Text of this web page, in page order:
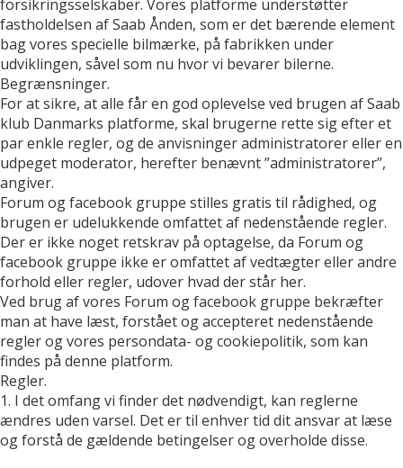
forsikringsselskaber. Vores platforme understøtter
fastholdelsen af Saab Ånden, som er det bærende element
bag vores specielle bilmærke, på fabrikken under
udviklingen, såvel som nu hvor vi bevarer bilerne.
Begrænsninger.
For at sikre, at alle får en god oplevelse ved brugen af Saab
klub Danmarks platforme, skal brugerne rette sig efter et
par enkle regler, og de anvisninger administratorer eller en
udpeget moderator, herefter benævnt ”administratorer”,
angiver.
Forum og facebook gruppe stilles gratis til rådighed, og
brugen er udelukkende omfattet af nedenstående regler.
Der er ikke noget retskrav på optagelse, da Forum og
facebook gruppe ikke er omfattet af vedtægter eller andre
forhold eller regler, udover hvad der står her.
Ved brug af vores Forum og facebook gruppe bekræfter
man at have læst, forstået og accepteret nedenstående
regler og vores persondata- og cookiepolitik, som kan
findes på denne platform.
Regler.
1. I det omfang vi finder det nødvendigt, kan reglerne
ændres uden varsel. Det er til enhver tid dit ansvar at læse
og forstå de gældende betingelser og overholde disse.